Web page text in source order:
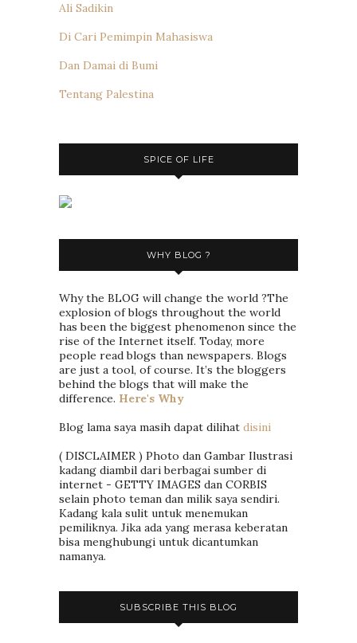
Ali Sadikin
Di Cari Pemimpin Mahasiswa
Dan Damai di Bumi
Tentang Palestina
SPICE OF LIFE
WHY BLOG ?
Why the BLOG will change the world ?The
explosion of blogs throughout the world
has been the biggest phenomenon since the
rise of the Internet itself. Today, more
people read blogs than newspapers. Blogs
are just a tool, of course. It’s the bloggers
behind the blogs that will make the
difference. Here's Why
Blog lama saya masih dapat dilihat disini
( DISCLAIMER ) Photo dan Gambar Ilustrasi
kadang diambil dari berbagai sumber di
internet - GETTY IMAGES dan CORBIS
selain photo teman dan milik saya sendiri.
Kadang kala sulit untuk menemukan
pemiliknya. Jika ada yang merasa keberatan
bisa menghubungi untuk dicantumkan
namanya.
SUBSCRIBE THIS BLOG